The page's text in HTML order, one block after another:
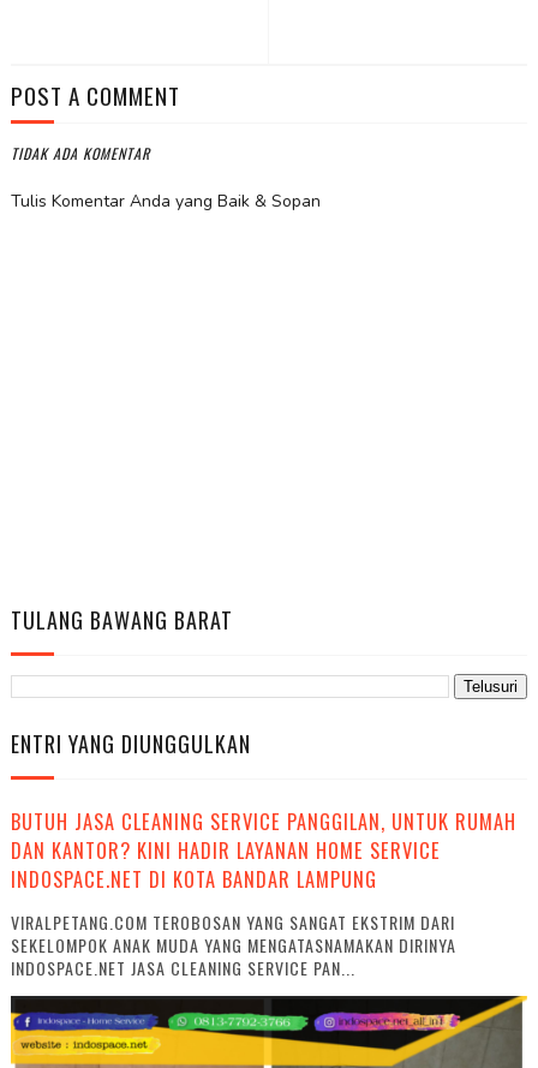
POST A COMMENT
TIDAK ADA KOMENTAR
Tulis Komentar Anda yang Baik & Sopan
TULANG BAWANG BARAT
ENTRI YANG DIUNGGULKAN
BUTUH JASA CLEANING SERVICE PANGGILAN, UNTUK RUMAH
DAN KANTOR? KINI HADIR LAYANAN HOME SERVICE
INDOSPACE.NET DI KOTA BANDAR LAMPUNG
VIRALPETANG.COM TEROBOSAN YANG SANGAT EKSTRIM DARI
SEKELOMPOK ANAK MUDA YANG MENGATASNAMAKAN DIRINYA
INDOSPACE.NET JASA CLEANING SERVICE PAN...